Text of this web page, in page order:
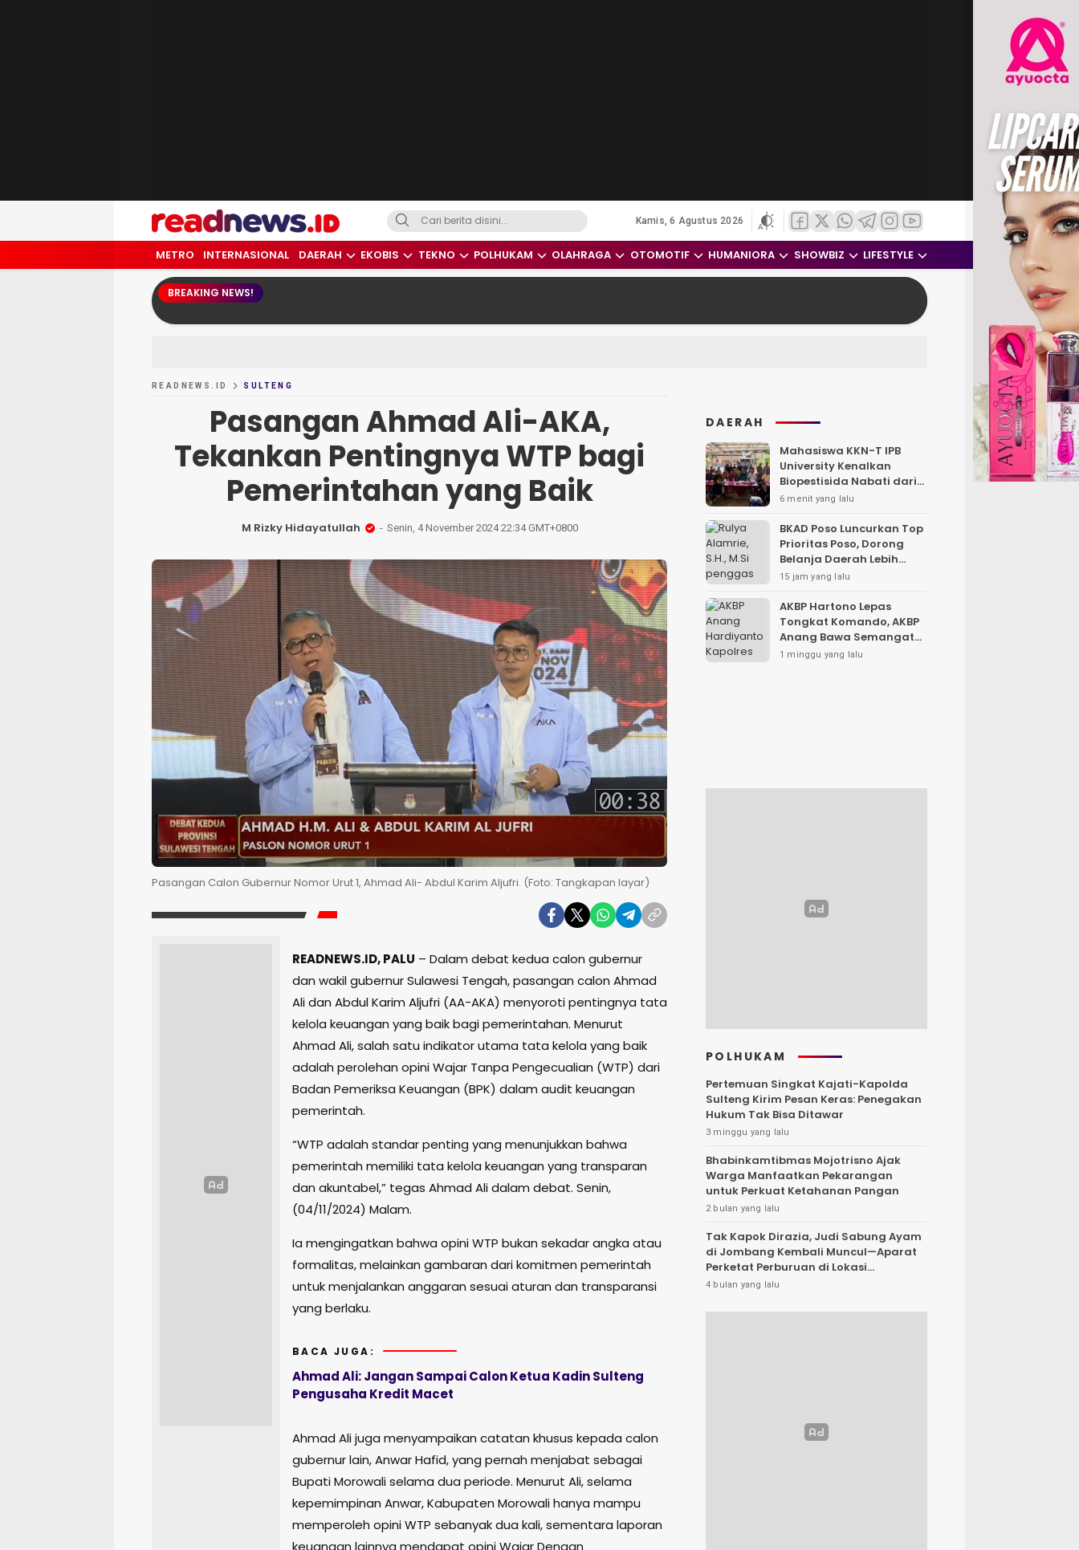
readnews.id
Berita Terkini, Update Terbaru Hari ini dari Indonesia dan Dunia
Kamis, 6 Agustus 2026
METRO INTERNASIONAL DAERAH EKOBIS TEKNO POLHUKAM OLAHRAGA OTOMOTIF HUMANIORA SHOWBIZ LIFESTYLE
BREAKING NEWS!
READNEWS.ID SULTENG
Pasangan Ahmad Ali-AKA,
Tekankan Pentingnya WTP bagi
Pemerintahan yang Baik
M Rizky Hidayatullah Senin, 4 November 2024 22:34 GMT+0800
Pasangan Calon Gubernur Nomor Urut 1, Ahmad Ali- Abdul Karim Aljufri. (Foto: Tangkapan layar)
READNEWS.ID, PALU – Dalam debat kedua calon gubernur
dan wakil gubernur Sulawesi Tengah, pasangan calon Ahmad
Ali dan Abdul Karim Aljufri (AA-AKA) menyoroti pentingnya tata
kelola keuangan yang baik bagi pemerintahan. Menurut
Ahmad Ali, salah satu indikator utama tata kelola yang baik
adalah perolehan opini Wajar Tanpa Pengecualian (WTP) dari
Badan Pemeriksa Keuangan (BPK) dalam audit keuangan
pemerintah.
“WTP adalah standar penting yang menunjukkan bahwa
pemerintah memiliki tata kelola keuangan yang transparan
dan akuntabel,” tegas Ahmad Ali dalam debat. Senin,
(04/11/2024) Malam.
Ia mengingatkan bahwa opini WTP bukan sekadar angka atau
formalitas, melainkan gambaran dari komitmen pemerintah
untuk menjalankan anggaran sesuai aturan dan transparansi
yang berlaku.
BACA JUGA:
Ahmad Ali: Jangan Sampai Calon Ketua Kadin Sulteng
Pengusaha Kredit Macet
Ahmad Ali juga menyampaikan catatan khusus kepada calon
gubernur lain, Anwar Hafid, yang pernah menjabat sebagai
Bupati Morowali selama dua periode. Menurut Ali, selama
kepemimpinan Anwar, Kabupaten Morowali hanya mampu
memperoleh opini WTP sebanyak dua kali, sementara laporan
keuangan lainnya mendapat opini Wajar Dengan
DAERAH
Mahasiswa KKN-T IPB
University Kenalkan
Biopestisida Nabati dari
Daun Pepaya
6 menit yang lalu
BKAD Poso Luncurkan Top
Prioritas Poso, Dorong
Belanja Daerah Lebih
Efektif dan Tepat
15 jam yang lalu
AKBP Hartono Lepas
Tongkat Komando, AKBP
Anang Bawa Semangat
Baru untuk Polres
1 minggu yang lalu
POLHUKAM
Pertemuan Singkat Kajati-Kapolda
Sulteng Kirim Pesan Keras: Penegakan
Hukum Tak Bisa Ditawar
3 minggu yang lalu
Bhabinkamtibmas Mojotrisno Ajak
Warga Manfaatkan Pekarangan
untuk Perkuat Ketahanan Pangan
2 bulan yang lalu
Tak Kapok Dirazia, Judi Sabung Ayam
di Jombang Kembali Muncul—Aparat
Perketat Perburuan di Lokasi
Tersembunyi
4 bulan yang lalu